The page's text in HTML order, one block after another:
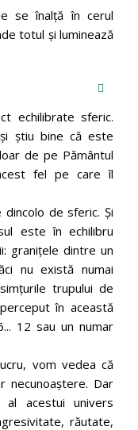
se înalţă în cerul
totul şi luminează
echilibrate sferic.
știu bine că este
de pe Pământul
fel pe care îl
de sferic. Și
este în echilibru
granițele dintre un
nu există numai
trupului de
în această
12 sau un numar
vom vedea că
necunoaștere. Dar
acestui univers
răutate,